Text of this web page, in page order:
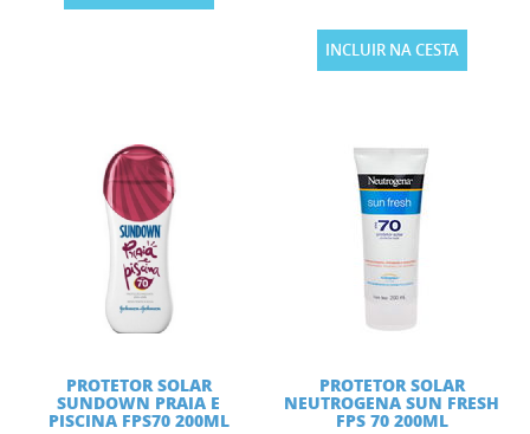
INCLUIR NA CESTA
PROTETOR SOLAR
SUNDOWN PRAIA E
PISCINA FPS70 200ML
PROTETOR SOLAR
NEUTROGENA SUN FRESH
FPS 70 200ML